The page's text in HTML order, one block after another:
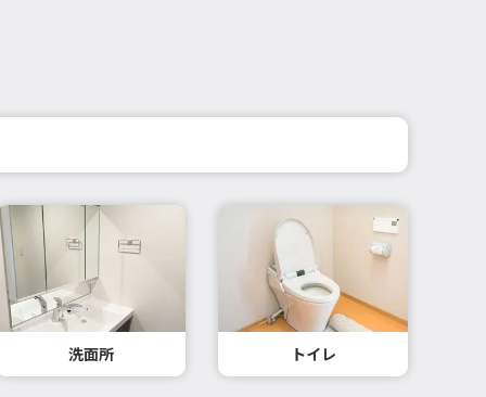
洗面所 トイレ